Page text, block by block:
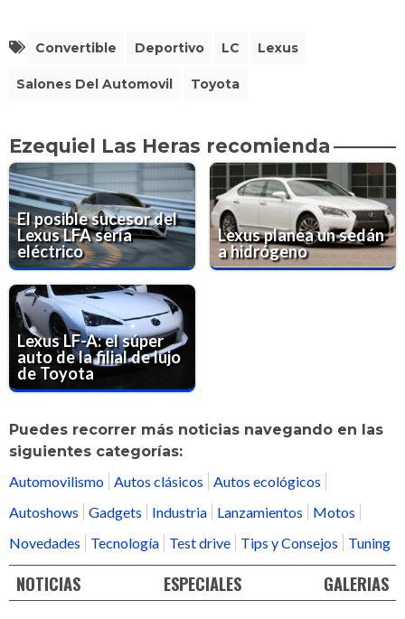
Convertible Deportivo LC Lexus
Salones Del Automovil Toyota
Ezequiel Las Heras recomienda
El posible sucesor del
Lexus LFA sería
eléctrico
Lexus planea un sedán
a hidrógeno
Lexus LF-A: el súper
auto de la filial de lujo
de Toyota
Puedes recorrer más noticias navegando en las
siguientes categorías:
Automovilismo Autos clásicos
Autos ecológicos
Autoshows
Gadgets Industria Lanzamientos
Motos
Novedades
Tecnología Test drive Tips y Consejos Tuning
NOTICIAS ESPECIALES GALERIAS